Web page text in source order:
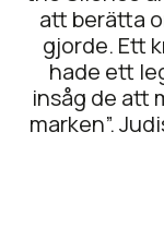
att berätta
gjorde. Ett
hade ett
insåg de att
marken”.